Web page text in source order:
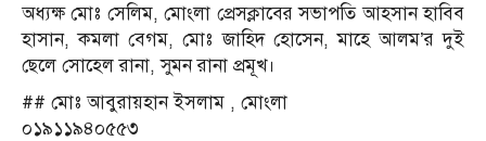
অধ্যক্ষ মোঃ সেলিম, মোংলা প্রেসক্লাবের সভাপতি আহসান হাবিব
হাসান, কমলা বেগম, মোঃ জাহিদ হোসেন, মাহে আলম’র দুই
ছেলে সোহেল রানা, সুমন রানা প্রমূখ।
## মোঃ আবুরায়হান ইসলাম , মোংলা
০১৯১১৯৪০৫৫৩